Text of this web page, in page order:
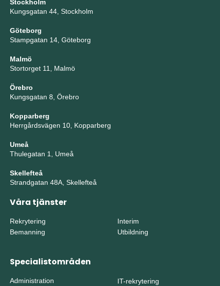
Stockholm
Kungsgatan 44, Stockholm
Göteborg
Stampgatan 14, Göteborg
Malmö
Stortorget 11, Malmö
Örebro
Kungsgatan 8, Örebro
Kopparberg
Herrgårdsvägen 10, Kopparberg
Umeå
Thulegatan 1, Umeå
Skellefteå
Strandgatan 48A, Skellefteå
Våra tjänster
Rekrytering
Bemanning
Interim
Utbildning
Specialistområden
Administration
IT-rekrytering